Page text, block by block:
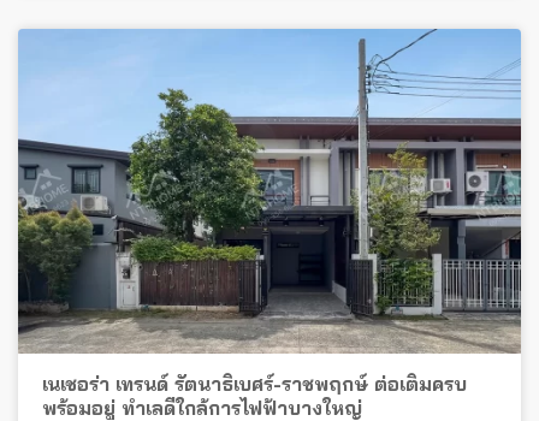
เนเชอร่า เทรนด์ รัตนาธิเบศร์-ราชพฤกษ์ ต่อเติมครบ
พร้อมอยู่ ทำเลดีใกล้การไฟฟ้าบางใหญ่